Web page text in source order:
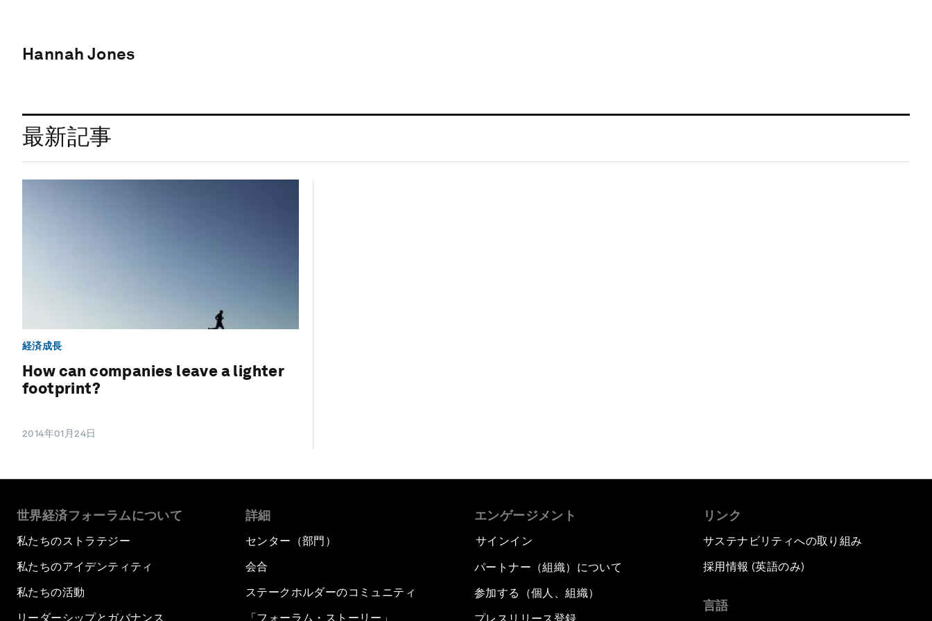
Hannah Jones
最新記事
経済成長
How can companies leave a lighter
footprint?
2014年01月24日
世界経済フォーラムについて
私たちのストラテジー
私たちのアイデンティティ
私たちの活動
リーダーシップとガバナンス
詳細
センター（部門）
会合
ステークホルダーのコミュニティ
「フォーラム・ストーリー」
エンゲージメント
サインイン
パートナー（組織）について
参加する（個人、組織）
リンク
サステナビリティへの取り組み
採用情報 (英語のみ)
言語